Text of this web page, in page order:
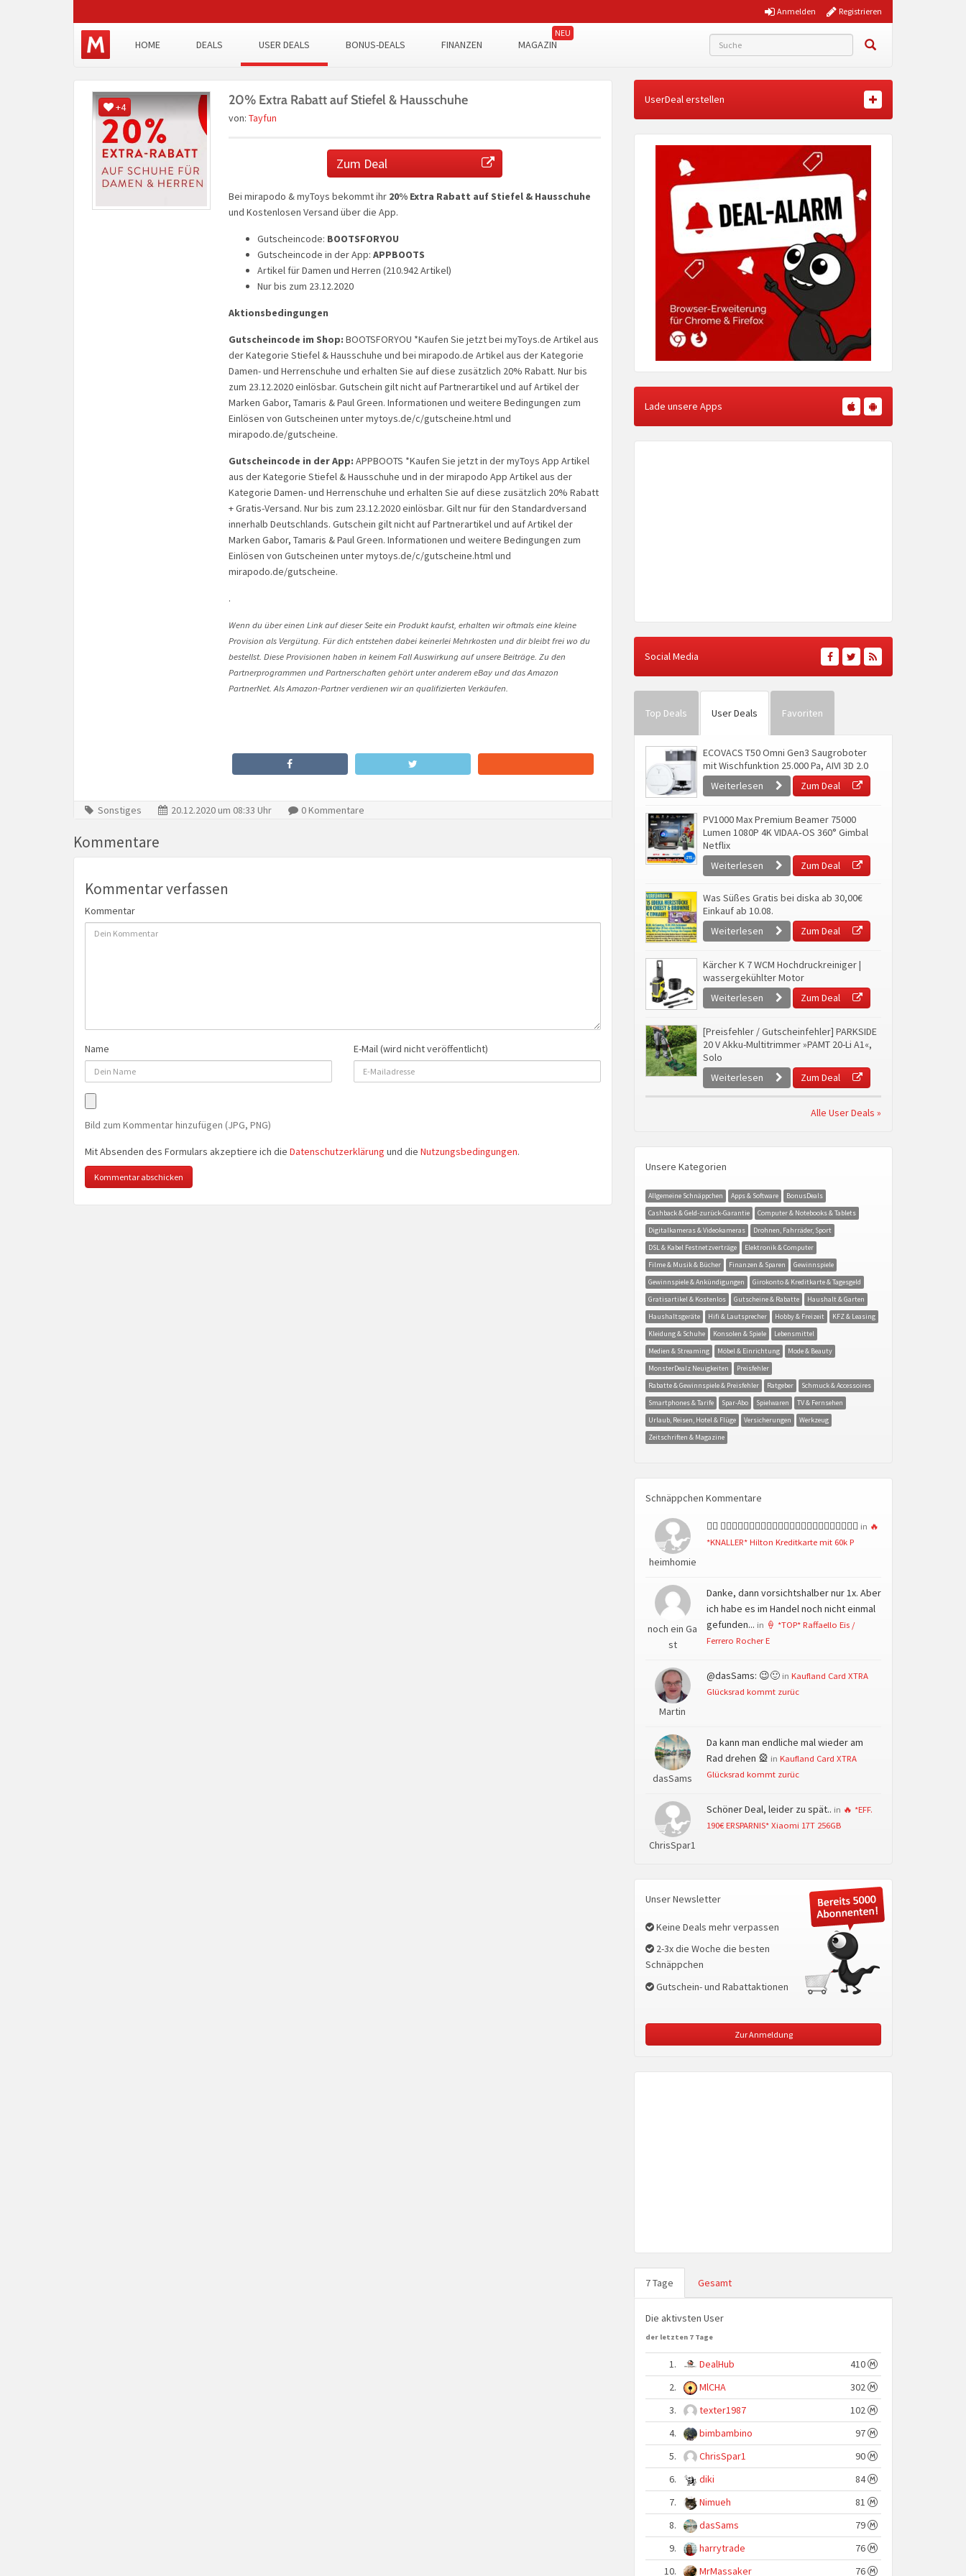
Registrieren
Anmelden
HOME DEALS USER DEALS BONUS-DEALS FINANZEN MAGAZIN
+4 20% Extra Rabatt auf Stiefel & Hausschuhe
von: Tayfun
Zum Deal
Bei mirapodo & myToys bekommt ihr 20% Extra Rabatt auf Stiefel & Hausschuhe
und Kostenlosen Versand über die App.
Gutscheincode: BOOTSFORYOU
Gutscheincode in der App: APPBOOTS
Artikel für Damen und Herren (210.942 Artikel)
Nur bis zum 23.12.2020
Aktionsbedingungen
Gutscheincode im Shop: BOOTSFORYOU *Kaufen Sie jetzt bei myToys.de Artikel aus
der Kategorie Stiefel & Hausschuhe und bei mirapodo.de Artikel aus der Kategorie
Damen- und Herrenschuhe und erhalten Sie auf diese zusätzlich 20% Rabatt. Nur bis
zum 23.12.2020 einlösbar. Gutschein gilt nicht auf Partnerartikel und auf Artikel der
Marken Gabor, Tamaris & Paul Green. Informationen und weitere Bedingungen zum
Einlösen von Gutscheinen unter mytoys.de/c/gutscheine.html und
mirapodo.de/gutscheine.
Gutscheincode in der App: APPBOOTS *Kaufen Sie jetzt in der myToys App Artikel
aus der Kategorie Stiefel & Hausschuhe und in der mirapodo App Artikel aus der
Kategorie Damen- und Herrenschuhe und erhalten Sie auf diese zusätzlich 20% Rabatt
+ Gratis-Versand. Nur bis zum 23.12.2020 einlösbar. Gilt nur für den Standardversand
innerhalb Deutschlands. Gutschein gilt nicht auf Partnerartikel und auf Artikel der
Marken Gabor, Tamaris & Paul Green. Informationen und weitere Bedingungen zum
Einlösen von Gutscheinen unter mytoys.de/c/gutscheine.html und
mirapodo.de/gutscheine.
.
Wenn du über einen Link auf dieser Seite ein Produkt kaufst, erhalten wir oftmals eine kleine
Provision als Vergütung. Für dich entstehen dabei keinerlei Mehrkosten und dir bleibt frei wo du
bestellst. Diese Provisionen haben in keinem Fall Auswirkung auf unsere Beiträge. Zu den
Partnerprogrammen und Partnerschaften gehört unter anderem eBay und das Amazon
PartnerNet. Als Amazon-Partner verdienen wir an qualifizierten Verkäufen.
Sonstiges 20.12.2020 um 08:33 Uhr 0 Kommentare
Kommentare
Kommentar verfassen
Kommentar
Name E-Mail (wird nicht veröffentlicht)
Bild zum Kommentar hinzufügen (JPG, PNG)
Mit Absenden des Formulars akzeptiere ich die Datenschutzerklärung und die Nutzungsbedingungen.
UserDeal erstellen
Lade unsere Apps
Social Media
Top Deals User Deals Favoriten
ECOVACS T50 Omni Gen3 Saugroboter
mit Wischfunktion 25.000 Pa, AIVI 3D 2.0
Weiterlesen
Zum Deal
PV1000 Max Premium Beamer 75000
Lumen 1080P 4K VIDAA‑OS 360° Gimbal
Netflix
Weiterlesen
Zum Deal
Was Süßes Gratis bei diska ab 30,00€
Einkauf ab 10.08.
Weiterlesen
Zum Deal
Kärcher K 7 WCM Hochdruckreiniger |
wassergekühlter Motor
Weiterlesen
Zum Deal
[Preisfehler / Gutscheinfehler] PARKSIDE
20 V Akku-Multitrimmer »PAMT 20-Li A1«,
Solo
Weiterlesen
Zum Deal
Alle User Deals »
Unsere Kategorien
Allgemeine Schnäppchen Apps & Software
BonusDeals
Cashback & Geld-zurück-Garantie
Computer & Notebooks & Tablets
Digitalkameras & Videokameras
Drohnen, Fahrräder, Sport
DSL & Kabel Festnetzverträge
Elektronik & Computer
Filme & Musik & Bücher
Finanzen & Sparen
Gewinnspiele
Gewinnspiele & Ankündigungen
Girokonto & Kreditkarte & Tagesgeld
Gratisartikel & Kostenlos
Gutscheine & Rabatte
Haushalt & Garten
Haushaltsgeräte
Hifi & Lautsprecher Hobby & Freizeit
KFZ & Leasing
Kleidung & Schuhe
Konsolen & Spiele
Lebensmittel
Medien & Streaming
Möbel & Einrichtung
Mode & Beauty
MonsterDealz Neuigkeiten
Preisfehler
Rabatte & Gewinnspiele & Preisfehler
Ratgeber
Schmuck & Accessoires
Smartphones & Tarife
Spar-Abo Spielwaren
TV & Fernsehen
Urlaub, Reisen, Hotel & Flüge
Versicherungen
Werkzeug
Zeitschriften & Magazine
Schnäppchen Kommentare
heimhomie
👍🏻 👍🏻👍🏻👍🏻👍🏻👍🏻👍🏻👍🏻👍🏻👍🏻👍🏻👍🏻👍🏻 in 🔥
*KNALLER* Hilton Kreditkarte mit 60k P
noch ein Ga
st
Danke, dann vorsichtshalber nur 1x. Aber
ich habe es im Handel noch nicht einmal
gefunden... in 🍦 *TOP* Raffaello Eis /
Ferrero Rocher E
Martin
@dasSams: 😉🙂 in Kaufland Card XTRA
Glücksrad kommt zurüc
dasSams
Da kann man endliche mal wieder am
Rad drehen 🎡 in Kaufland Card XTRA
Glücksrad kommt zurüc
ChrisSpar1
Schöner Deal, leider zu spät.. in 🔥 *EFF.
190€ ERSPARNIS* Xiaomi 17T 256GB
Unser Newsletter
Keine Deals mehr verpassen
2-3x die Woche die besten
Schnäppchen
Gutschein- und Rabattaktionen
Zur Anmeldung
7 Tage Gesamt
Die aktivsten User
der letzten 7 Tage
1. DealHub
410
2.
MlCHA
302
3.
texter1987
102
4.
bimbambino
97
5.
ChrisSpar1
90
6.
diki
84
7.
Nimueh
81
8.
dasSams
79
9.
harrytrade
76
10.
MrMassaker 76